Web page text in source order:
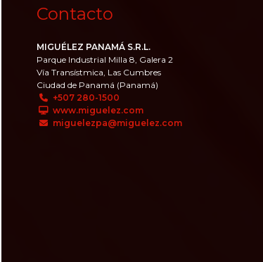
Contacto
MIGUÉLEZ PANAMÁ S.R.L.
Parque Industrial Milla 8, Galera 2
Vía Transístmica, Las Cumbres
Ciudad de Panamá (Panamá)
+507 280-1500
www.miguelez.com
miguelezpa@miguelez.com